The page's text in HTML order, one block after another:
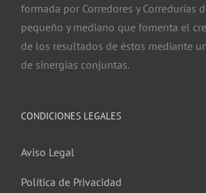
formada por Corredores y Corredurías
pequeño y mediano que fomenta el
de los resultados de éstos mediante
de sinergias conjuntas.
CONDICIONES LEGALES
Aviso Legal
Política de Privacidad